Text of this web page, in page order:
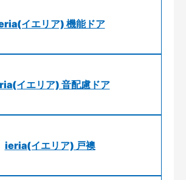
イエリア) 機能ドア
イエリア) 音配慮ドア
ieria(イエリア) 戸襖